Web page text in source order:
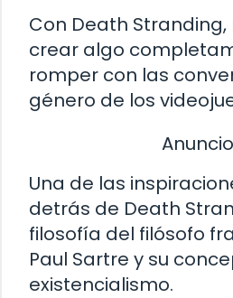
Con Death Stranding,
crear algo
romper con las
género de los
Una de las
detrás de Death
filosofía del filósofo
Paul Sartre y su
existencialismo.